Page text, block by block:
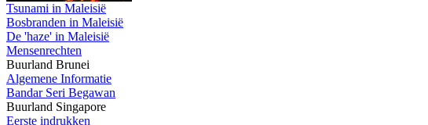
Tsunami in Maleisië
Bosbranden in Maleisië
De 'haze' in Maleisië
Mensenrechten
Buurland Brunei
Algemene Informatie
Bandar Seri Begawan
Buurland Singapore
Eerste indrukken